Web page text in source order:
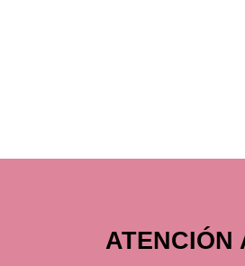
ATENCIÓN